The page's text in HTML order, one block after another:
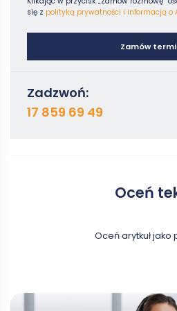
się z polityką prywatności i informacją o
Zamów
Zadzwoń:
17 859 69 49
Oceń
Oceń arytkuł jako